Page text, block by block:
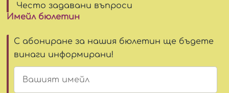
Често задавани въпроси
Имейл бюлетин
С абониране за нашия бюлетин ще бъдете
винаги информирани!